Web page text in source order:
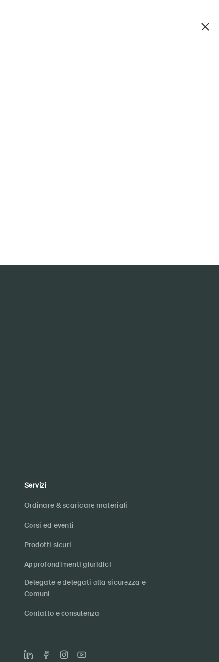
Servizi
Ordinare & scaricare materiali
Corsi ed eventi
Prodotti sicuri
Approfondimenti giuridici
Delegate e delegati alla sicurezza e
Comuni
Contatto e consulenza